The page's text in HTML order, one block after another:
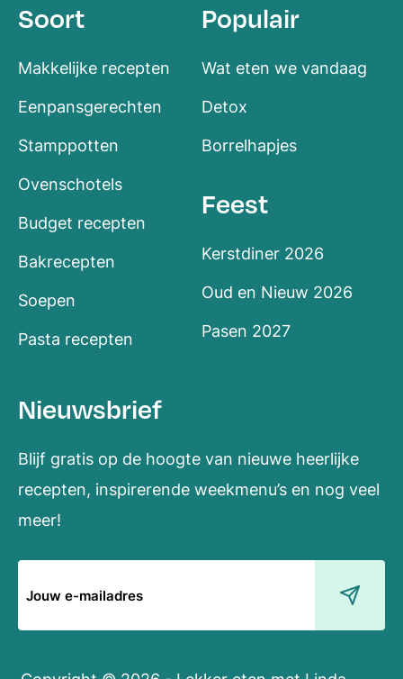
Soort
Makkelijke recepten
Eenpansgerechten
Stamppotten
Ovenschotels
Budget recepten
Bakrecepten
Soepen
Pasta recepten
Populair
Wat eten we vandaag
Detox
Borrelhapjes
Feest
Kerstdiner 2026
Oud en Nieuw 2026
Pasen 2027
Nieuwsbrief
Blijf gratis op de hoogte van nieuwe heerlijke
recepten, inspirerende weekmenu’s en nog veel
meer!
mailadres